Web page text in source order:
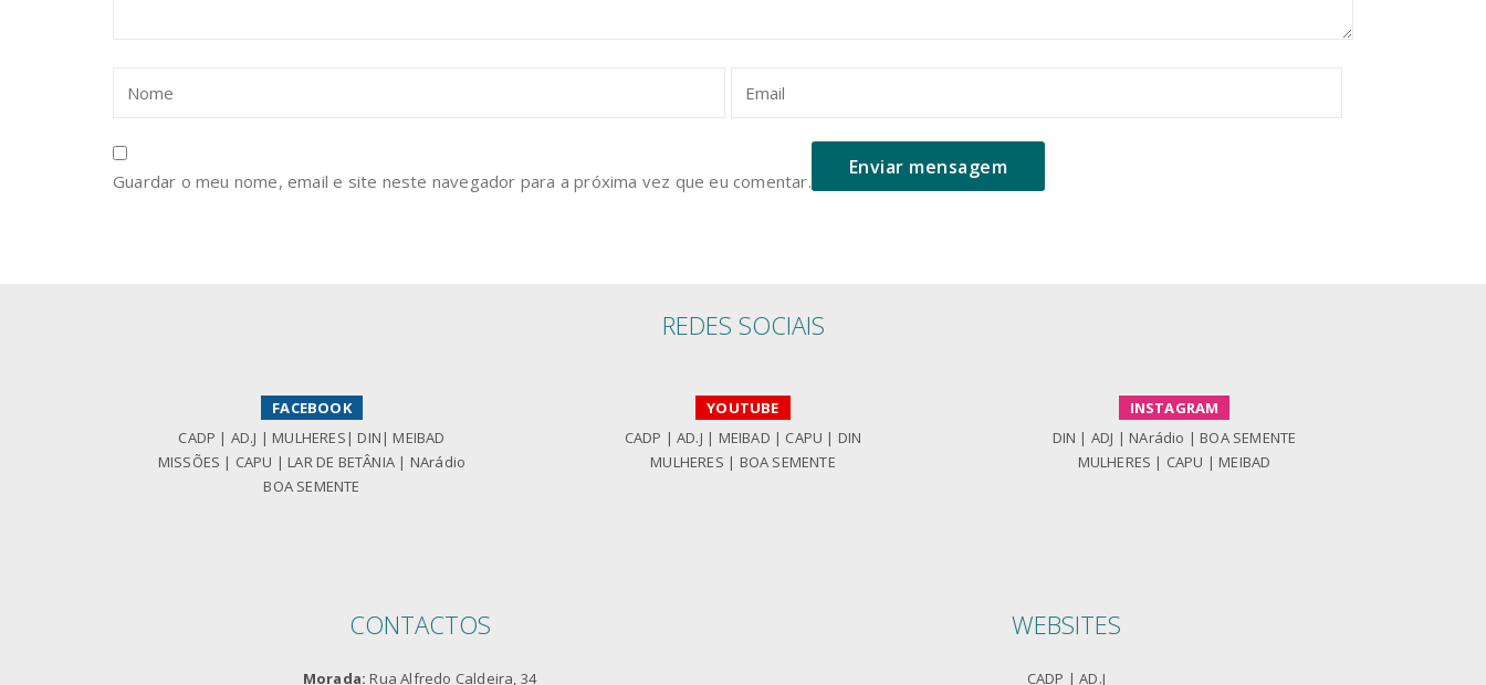
Guardar o meu nome, email e site neste navegador para a próxima vez que eu comentar.
REDES SOCIAIS
FACEBOOK
CADP | AD.J | MULHERES | DIN | MEIBAD
MISSÕES | CAPU | LAR DE BETÂNIA | NArádio
BOA SEMENTE
YOUTUBE
CADP |AD.J | MEIBAD | CAPU | DIN
MULHERES | BOA SEMENTE
INSTAGRAM
DIN | ADJ | NArádio | BOA SEMENTE
MULHERES | CAPU | MEIBAD
CONTACTOS
Morada: Rua Alfredo Caldeira, 34
WEBSITES
CADP |AD.J